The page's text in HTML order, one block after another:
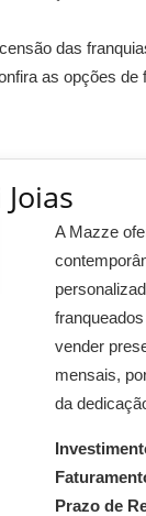
das
as opções de
A Mazze
vender
mensais,
da
Prazo de